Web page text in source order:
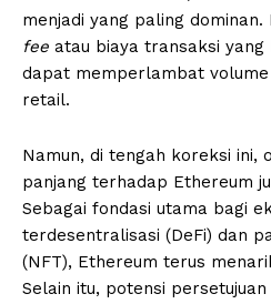
menjadi yang paling dominan.
fee atau biaya transaksi yang
dapat memperlambat
retail.
Namun, di tengah koreksi ini,
panjang terhadap Ethereum
Sebagai fondasi utama bagi
terdesentralisasi (DeFi) dan
(NFT), Ethereum terus
Selain itu, potensi